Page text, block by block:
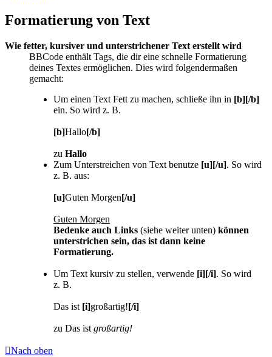
Formatierung von Text
Wie fetter, kursiver und unterstrichener Text erstellt wird
BBCode enthält Tags, die dir eine schnelle Formatierung
deines Textes ermöglichen. Dies wird folgendermaßen
gemacht:
Um einen Text Fett zu machen, schließe ihn in [b][/b]
ein. So wird z. B.
[b]Hallo[/b]
zu Hallo
Zum Unterstreichen von Text benutze [u][/u]. So wird
z. B. aus:
[u]Guten Morgen[/u]
Guten Morgen
Bedenke auch Links (siehe weiter unten) können
unterstrichen sein, das ist dann keine
Formatierung.
Um Text kursiv zu stellen, verwende [i][/i]. So wird
z. B.
Das ist [i]großartig![/i]
zu Das ist großartig!
Nach oben